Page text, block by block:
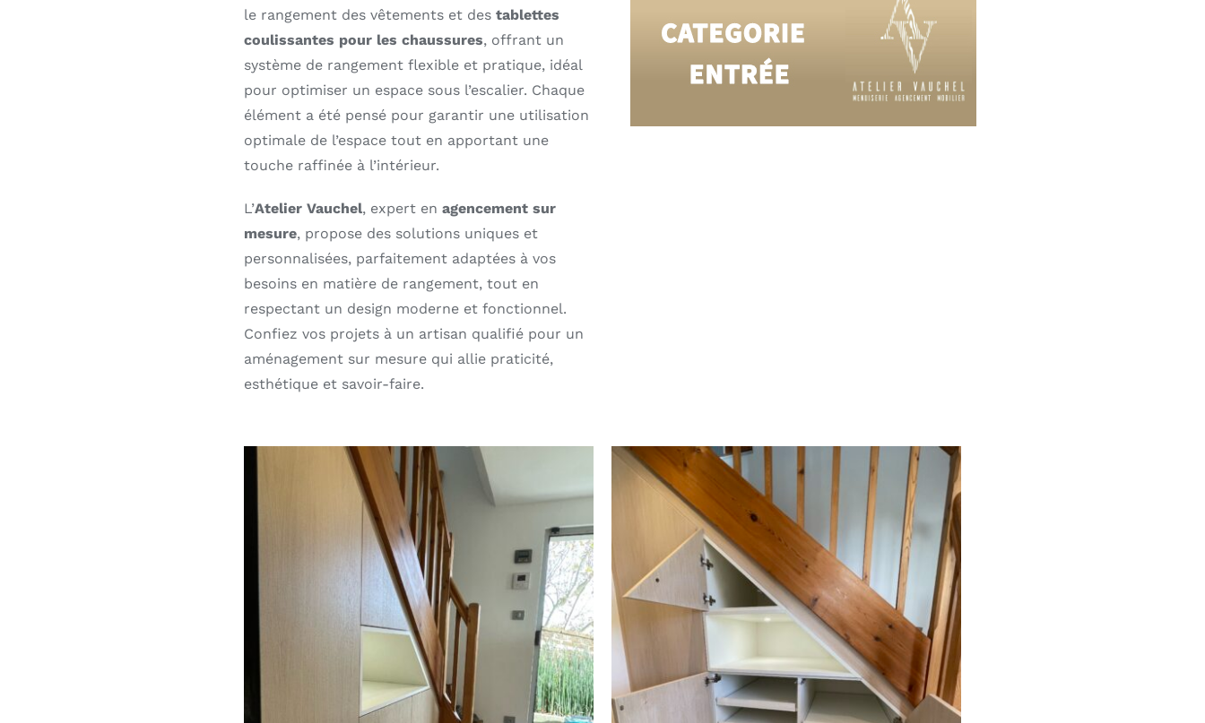
le rangement des vêtements et destablettes
coulissantes pour les chaussures, offrant un
système de rangement flexible et pratique, idéal
pour optimiser un espace sous l’escalier. Chaque
élément a été pensé pour garantir une utilisation
optimale de l’espace tout en apportant une
touche raffinée à l’intérieur.
L’Atelier Vauchel, expert enagencement sur
mesure, propose des solutions uniques et
personnalisées, parfaitement adaptées à vos
besoins en matière de rangement, tout en
respectant un design moderne et fonctionnel.
Confiez vos projets à un artisan qualifié pour un
aménagement sur mesure qui allie praticité,
esthétique et savoir-faire.